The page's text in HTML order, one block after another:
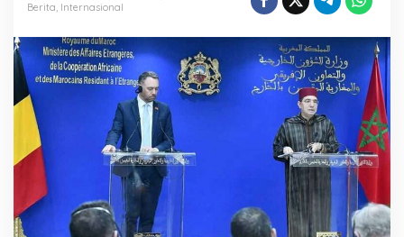
g
s
k
a
n
D
u
u
Berita, Internasional